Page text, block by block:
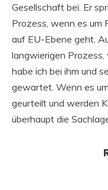
Gesellschaft bei. Er
Prozess, wenn es um
auf EU-Ebene geht.
langwierigen
habe ich bei ihm und
gewartet. Wenn es
geurteilt und werden
überhaupt die